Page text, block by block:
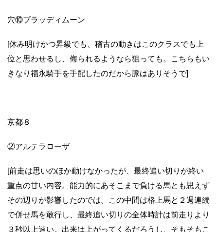
穴⑩ブラッディムーン
[休み明けかつ昇級でも、稽古の動きはこのクラスでも上
位と思わせるし、侮られるようなら狙っても。こちらもい
きなり福永騎手を手配したのだから脈はありそうで]
京都８
②アルテラローザ
[前走は思いのほか動けなかったが、最終追い切りが終い
重点の甘い内容。能力的にあそこまで負ける馬とも思えず
その辺りが影響したのでは。この中間は格上馬と２週連続
で併せ馬を敢行し、最終追い切りの全体時計は前走りより
３秒以上速い。出来は上がってくるだろうし、そもそもこ